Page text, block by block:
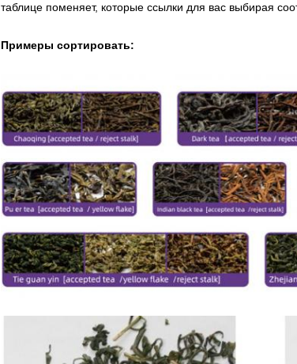
таблице поменяет, которые ссылки для вас выбирая
Примеры сортировать: